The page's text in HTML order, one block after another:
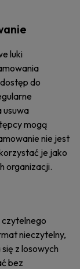
luki
do
usuwa
mogą
nie jest
je jako
organizacji.
czytelnego
nieczytelny,
z losowych
bez